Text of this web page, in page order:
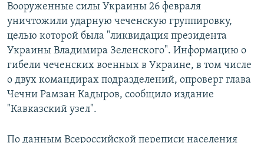
Вооруженные силы Украины 26 февраля
уничтожили ударную чеченскую группировку,
целью которой была "ликвидация президента
Украины Владимира Зеленского". Информацию о
гибели чеченских военных в Украине, в том числе
о двух командирах подразделений, опроверг глава
Чечни Рамзан Кадыров, сообщило издание
"Кавказский узел".
По данным Всероссийской переписи населения